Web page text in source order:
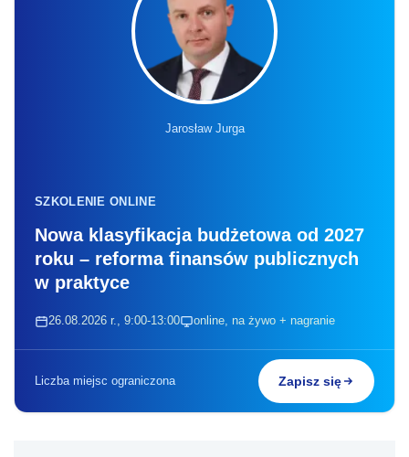
Jarosław Jurga
SZKOLENIE ONLINE
Nowa klasyfikacja budżetowa od 2027
roku – reforma finansów publicznych
w praktyce
26.08.2026 r., 9:00-13:00 online, na żywo + nagranie
Liczba miejsc ograniczona Zapisz się